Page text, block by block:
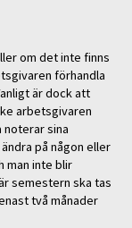
om det inte finns
förhandla
är dock att
arbetsgivaren
sina
på någon eller
man inte blir
semestern ska tas
två månader